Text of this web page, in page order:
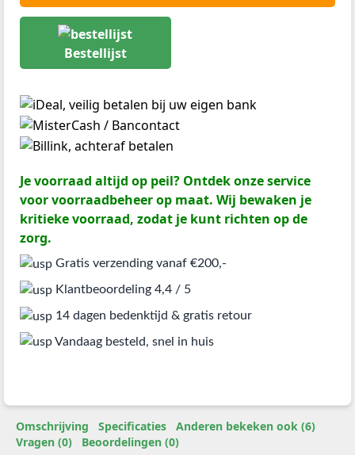
Bestellijst
Je voorraad altijd op peil? Ontdek onze service
voor voorraadbeheer op maat. Wij bewaken je
kritieke voorraad, zodat je kunt richten op de
zorg.
Gratis verzending vanaf €200,-
Klantbeoordeling 4,4 / 5
14 dagen bedenktijd & gratis retour
Vandaag besteld, snel in huis
Omschrijving Specificaties
Anderen bekeken ook (6)
Vragen (0)
Beoordelingen (0)